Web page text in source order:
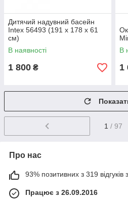
Дитячий надувний басейн
Intex 56493 (191 х 178 х 61
см)
В наявності
1 800 ₴
В
1
1 / 97
Про нас
93% позитивних з 319 відгуків
Працює з 26.09.2016